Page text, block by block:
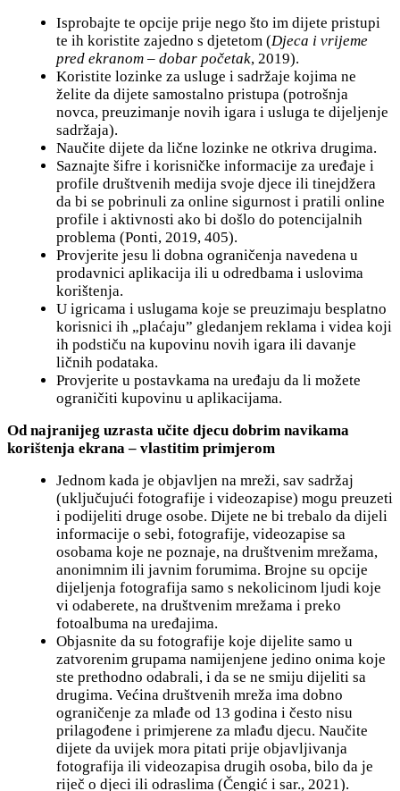
Isprobajte te opcije prije nego što im dijete pristupi
te ih koristite zajedno s djetetom (Djeca i vrijeme
pred ekranom – dobar početak, 2019).
Koristite lozinke za usluge i sadržaje kojima ne
želite da dijete samostalno pristupa (potrošnja
novca, preuzimanje novih igara i usluga te dijeljenje
sadržaja).
Naučite dijete da lične lozinke ne otkriva drugima.
Saznajte šifre i korisničke informacije za uređaje i
profile društvenih medija svoje djece ili tinejdžera
da bi se pobrinuli za online sigurnost i pratili online
profile i aktivnosti ako bi došlo do potencijalnih
problema (Ponti, 2019, 405).
Provjerite jesu li dobna ograničenja navedena u
prodavnici aplikacija ili u odredbama i uslovima
korištenja.
U igricama i uslugama koje se preuzimaju besplatno
korisnici ih „plaćaju” gledanjem reklama i videa koji
ih podstiču na kupovinu novih igara ili davanje
ličnih podataka.
Provjerite u postavkama na uređaju da li možete
ograničiti kupovinu u aplikacijama.
Od najranijeg uzrasta učite djecu dobrim navikama
korištenja ekrana – vlastitim primjerom
Jednom kada je objavljen na mreži, sav sadržaj
(uključujući fotografije i videozapise) mogu preuzeti
i podijeliti druge osobe. Dijete ne bi trebalo da dijeli
informacije o sebi, fotografije, videozapise sa
osobama koje ne poznaje, na društvenim mrežama,
anonimnim ili javnim forumima. Brojne su opcije
dijeljenja fotografija samo s nekolicinom ljudi koje
vi odaberete, na društvenim mrežama i preko
fotoalbuma na uređajima.
Objasnite da su fotografije koje dijelite samo u
zatvorenim grupama namijenjene jedino onima koje
ste prethodno odabrali, i da se ne smiju dijeliti sa
drugima. Većina društvenih mreža ima dobno
ograničenje za mlađe od 13 godina i često nisu
prilagođene i primjerene za mlađu djecu. Naučite
dijete da uvijek mora pitati prije objavljivanja
fotografija ili videozapisa drugih osoba, bilo da je
riječ o djeci ili odraslima (Čengić i sar., 2021).